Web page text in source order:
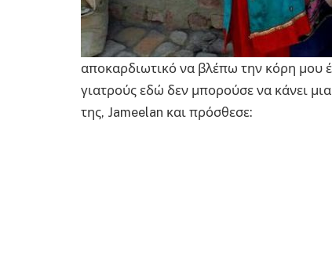
αποκαρδιωτικό να βλέπω την κόρη μου
γιατρούς εδώ δεν μπορούσε να κάνει
της, Jameelan και πρόσθεσε: